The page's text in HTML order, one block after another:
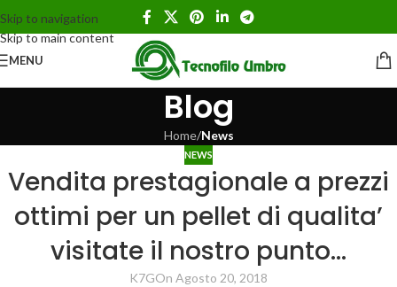
Skip to navigation
Skip to main content
MENU
Blog
Home/News
NEWS
Vendita prestagionale a prezzi
ottimi per un pellet di qualita’
visitate il nostro punto…
K7GOn Agosto 20, 2018